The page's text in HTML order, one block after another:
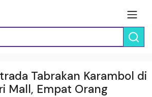
Tabrakan Karambol di
Mall, Empat Orang